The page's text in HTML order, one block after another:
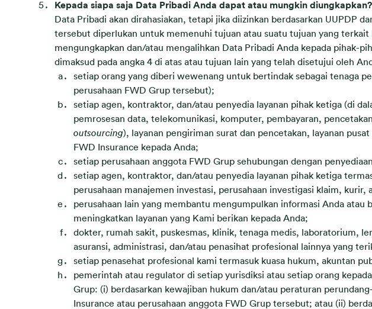
Kepada siapa saja Data Pribadi Anda dapat atau mungkin diungkapkan?
Data Pribadi akan dirahasiakan, tetapi jika diizinkan berdasarkan UUPDP
tersebut diperlukan untuk memenuhi tujuan atau suatu tujuan yang
mengungkapkan dan/atau mengalihkan Data Pribadi Anda kepada pihak-
dimaksud pada angka 4 di atas atau tujuan lain yang telah disetujui oleh
setiap orang yang diberi wewenang untuk bertindak sebagai tenaga
perusahaan FWD Grup tersebut);
setiap agen, kontraktor, dan/atau penyedia layanan pihak ketiga (di
pemrosesan data, telekomunikasi, komputer, pembayaran,
outsourcing), layanan pengiriman surat dan pencetakan, layanan
FWD Insurance kepada Anda;
setiap perusahaan anggota FWD Grup sehubungan dengan
setiap agen, kontraktor, dan/atau penyedia layanan pihak ketiga
perusahaan manajemen investasi, perusahaan investigasi klaim,
perusahaan lain yang membantu mengumpulkan informasi Anda
meningkatkan layanan yang Kami berikan kepada Anda;
dokter, rumah sakit, puskesmas, klinik, tenaga medis, laboratorium,
asuransi, administrasi, dan/atau penasihat profesional lainnya yang
setiap penasehat profesional kami termasuk kuasa hukum, akuntan
pemerintah atau regulator di setiap yurisdiksi atau setiap orang
Grup: (i) berdasarkan kewajiban hukum dan/atau peraturan
Insurance atau perusahaan anggota FWD Grup tersebut; atau (ii)